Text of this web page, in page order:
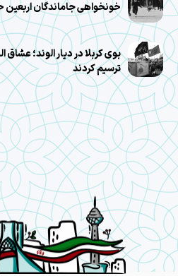
خونخواهی جاماندگان اربعین
بوی کربلا در دیار الوند؛ عشاق
ترسیم کردند